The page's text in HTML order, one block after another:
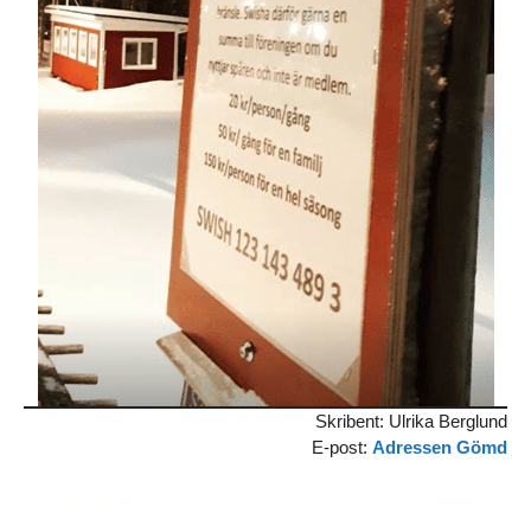
Skribent: Ulrika Berglund
E-post: Adressen Gömd